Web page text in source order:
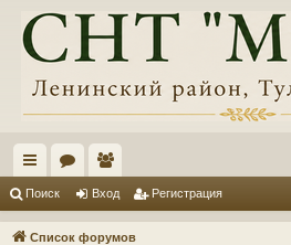
с
ы ум
ол
ьз
Поиск Вход Регистрация
Список форумов